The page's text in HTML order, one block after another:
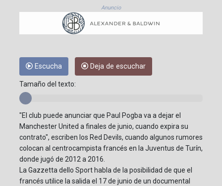
Anuncio
Escucha Deja de escuchar
Tamaño del texto:
"El club puede anunciar que Paul Pogba va a dejar el
Manchester United a finales de junio, cuando expira su
contrato", escriben los Red Devils, cuando algunos rumores
colocan al centrocampista francés en la Juventus de Turín,
donde jugó de 2012 a 2016.
La Gazzetta dello Sport habla de la posibilidad de que el
francés utilice la salida el 17 de junio de un documental